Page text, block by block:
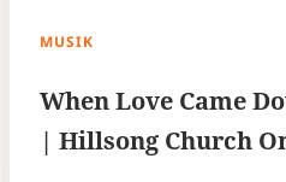
MUSIK
When Love Came
| Hillsong Church